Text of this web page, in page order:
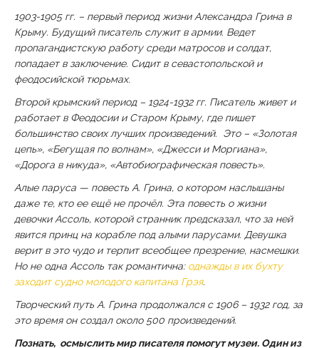
1903-1905 гг. – первый период жизни Александра Грина в
Крыму. Будущий писатель служит в армии. Ведет
пропагандистскую работу среди матросов и солдат,
попадает в заключение. Сидит в севастопольской и
феодосийской тюрьмах.
Второй крымский период – 1924-1932 гг. Писатель живет и
работает в Феодосии и Старом Крыму, где пишет
большинство своих лучших произведений. Это – «Золотая
цепь», «Бегущая по волнам», «Джесси и Моргиана»,
«Дорога в никуда», «Автобиографическая повесть».
Алые паруса — повесть А. Грина, о котором наслышаны
даже те, кто ее ещё не прочёл. Эта повесть о жизни
девочки Ассоль, которой странник предсказал, что за ней
явится принц на корабле под алыми парусами. Девушка
верит в это чудо и терпит всеобщее презрение, насмешки.
Но не одна Ассоль так романтична: однажды в их бухту
заходит судно молодого капитана Грэя.
Творческий путь А. Грина продолжался с 1906 – 1932 год, за
это время он создал около 500 произведений.
Познать, осмыслить мир писателя помогут музеи. Один из